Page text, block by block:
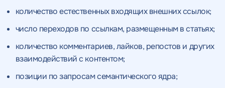
количество естественных входящих внешних ссылок;
число переходов по ссылкам, размещенным в статьях;
количество комментариев, лайков, репостов и других
взаимодействий с контентом;
позиции по запросам семантического ядра;